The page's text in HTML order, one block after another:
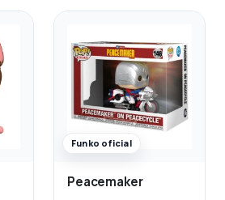
Funko oficial
Peacemaker